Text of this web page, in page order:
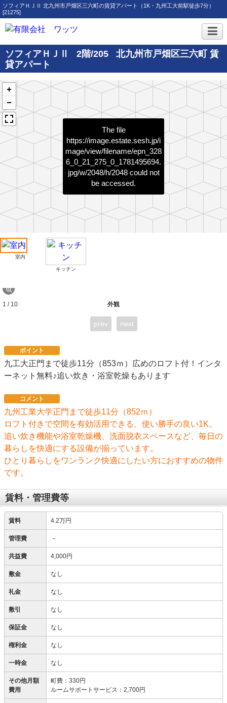
ソフィアＨＪⅡ 北九州市戸畑区三六町の賃貸アパート（1K・九州工大前駅徒歩7分）
[21275]
ソフィアＨＪⅡ 2階/205
北九州市戸畑区三六町 賃
貸アパート
The file
https://image.estate.sesh.jp/i
mage/view/filename/epn_328
6_0_21_275_0_1781495694.
jpg/w/2048/h/2048could not
be accessed.
室内
キッチン
外観
1 / 10
prev next
ポイント
九工大正門まで徒歩11分（853ｍ）広めのロフト付！インタ
ーネット無料♪追い炊き・浴室乾燥もあります
コメント
九州工業大学正門まで徒歩11分（852ｍ）
ロフト付きで空間を有効活用できる、使い勝手の良い1K。
追い炊き機能や浴室乾燥機、洗面脱衣スペースなど、毎日の
暮らしを快適にする設備が揃っています。
ひとり暮らしをワンランク快適にしたい方におすすめの物件
です。
賃料・管理費等
賃料 4.2万円
管理費 －
共益費 4,000円
敷金 なし
礼金 なし
敷引 なし
保証金 なし
権利金 なし
一時金 なし
その他月額
費用
町費 ： 330円
ルームサポートサービス ： 2,700円